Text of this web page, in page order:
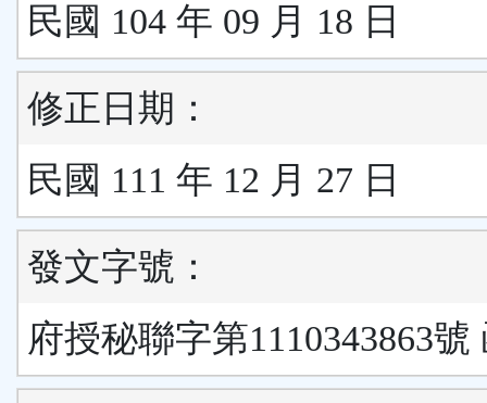
民國 104 年 09 月 18 日
修正日期：
民國 111 年 12 月 27 日
發文字號：
府授秘聯字第1110343863號